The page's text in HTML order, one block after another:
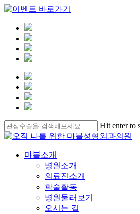
Skip
to
main
content
Hit enter to
Close
Menu
마블소개
병원소개
의료진소개
학술활동
병원둘러보기
오시는 길